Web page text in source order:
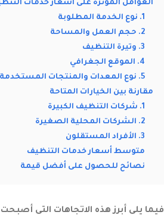
العوامل المؤثرة على أسعار خدمات
1. نوع الخدمة المطلوبة
2. حجم العمل والمساحة
3. وتيرة التنظيف
4. الموقع الجغرافي
5. نوع المعدات والمنتجات المستخدمة
مقارنة بين الخيارات المتاحة
1. شركات التنظيف الكبيرة
2. الشركات المحلية الصغيرة
3. الأفراد المستقلون
متوسط أسعار خدمات التنظيف
نصائح للحصول على أفضل قيمة
فيما يلي أبرز هذه الاتجاهات التي